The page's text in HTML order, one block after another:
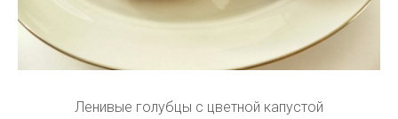
Ленивые голубцы с цветной капустой